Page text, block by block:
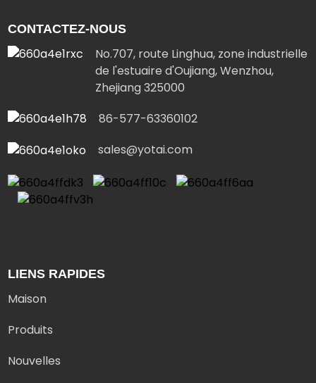
CONTACTEZ-NOUS
No.707, route Linghua, zone industrielle
de l'estuaire d'Oujiang, Wenzhou,
Zhejiang 325000
86-577-63360102
sales@yotai.com
LIENS RAPIDES
Maison
Produits
Nouvelles